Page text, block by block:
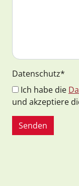
Datenschutz*
Ich habe die
und akzeptiere